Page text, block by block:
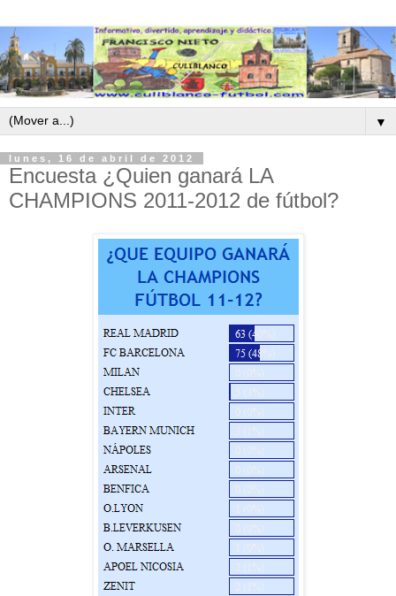
▼
lunes, 16 de abril de 2012
Encuesta ¿Quien ganará LA
CHAMPIONS 2011-2012 de fútbol?